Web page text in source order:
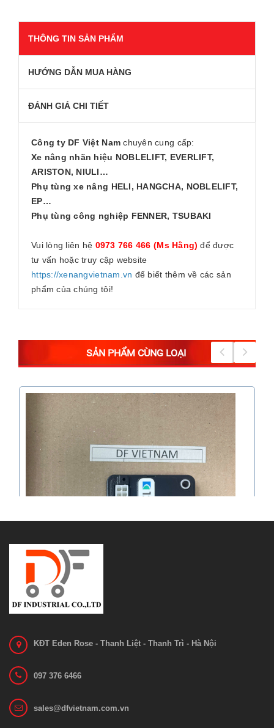
THÔNG TIN SẢN PHẨM
HƯỚNG DẪN MUA HÀNG
ĐÁNH GIÁ CHI TIẾT
Công ty DF Việt Nam chuyên cung cấp:
Xe nâng nhãn hiệu NOBLELIFT, EVERLIFT,
ARISTON, NIULI…
Phụ tùng xe nâng HELI, HANGCHA, NOBLELIFT,
EP…
Phụ tùng công nghiệp FENNER, TSUBAKI
Vui lòng liên hệ 0973 766 466 (Ms Hằng) để được
tư vấn hoặc truy cập website
https://xenangvietnam.vn để biết thêm về các sản
phẩm của chúng tôi!
SẢN PHẨM CÙNG LOẠI
KĐT Eden Rose - Thanh Liệt - Thanh Trì - Hà Nội
097 376 6466
sales@dfvietnam.com.vn